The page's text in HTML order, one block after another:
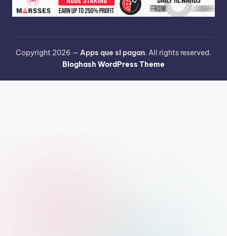
Copyright 2026 — Apps que si pagan. All rights reserved.
Bloghash WordPress Theme